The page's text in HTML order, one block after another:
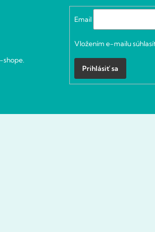
shope.
Email
Vložením e-mailu
Prihlásiť sa